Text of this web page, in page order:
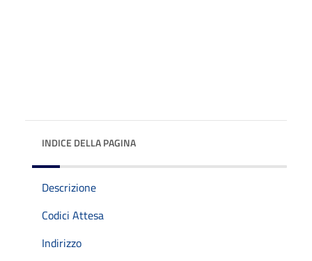
INDICE DELLA PAGINA
Descrizione
Codici Attesa
Indirizzo